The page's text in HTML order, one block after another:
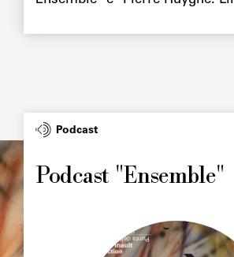
TypePodcast
Podcast "Ensemble"
principale
Image